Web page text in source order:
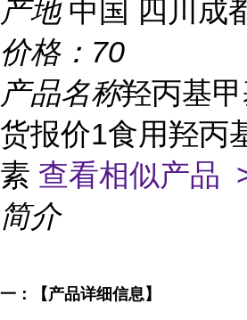
产地 中国 四川成
价格： 70
产品名称羟丙基
货报价1食用羟丙
素 查看相似产品
简介
一：【产品详细信息】